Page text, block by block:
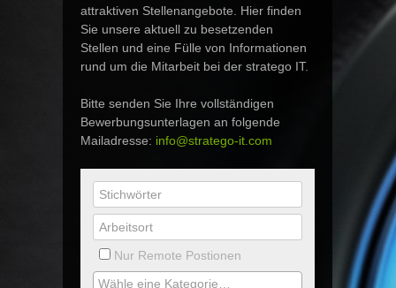
attraktiven Stellenangebote. Hier finden
Sie unsere aktuell zu besetzenden
Stellen und eine Fülle von Informationen
rund um die Mitarbeit bei der stratego IT.
Bitte senden Sie Ihre vollständigen
Bewerbungsunterlagen an folgende
Mailadresse: info@stratego-it.com
Nur Remote Postionen